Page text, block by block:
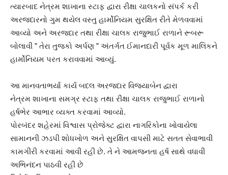
ત્યારબાદ નેત્રમ શાખાના સ્ટાફ દ્વારા રીક્ષા ચાલકનો સંપર્ક કરી
અરજદારનો ગુમ થયેલ વસ્તુ હાર્મોનિયમ સુરક્ષિત રીતે મેળવવામાં
આવ્યો અને અરજદાર તથા રીક્ષા ચાલક રાજુભાઈ રાળાને રૂબરૂ
બોલાવી ” તેરા તુજકો અર્પણ ” અંતર્ગત ઈમાનદારી પૂર્વક મૂળ માલિકને
હાર્મોનિયમ પરત કરાવવામાં આવ્યું.
આ માનવતાભર્યા કાર્ય બદલ અરજદાર વિજ્યાબેન દ્વારા
નેત્રમ શાખાના સમગ્ર સ્ટાફ તથા રીક્ષા ચાલક રાજુભાઈ રાળાનો
હર્ષભેર આભાર વ્યક્ત કરવામાં આવ્યો.
પોરબંદર શહેરમાં વિશ્વાસ પ્રોજેક્ટ દ્વારા નાગરિકોના ખોવાયેલા
સામાનની ઝડપી શોધખોળ અને સુરક્ષિત વાપસી માટે સતત સેવાભાવી
કામગીરી કરવામાં આવી રહી છે. તે ને આમજનતા હર્ષ સાથે વધાવી
અભિનંદન પાઠવી રહી છે